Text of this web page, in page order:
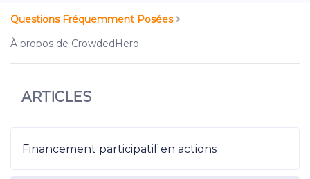
Questions Fréquemment Posées
À propos de CrowdedHero
ARTICLES
Financement participatif en actions